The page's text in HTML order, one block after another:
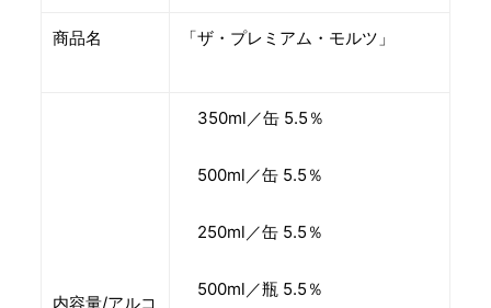
商品名 「ザ・プレミアム・モルツ」
内容量/アルコ
350ml／缶 5.5％
500ml／缶 5.5％
250ml／缶 5.5％
500ml／瓶 5.5％